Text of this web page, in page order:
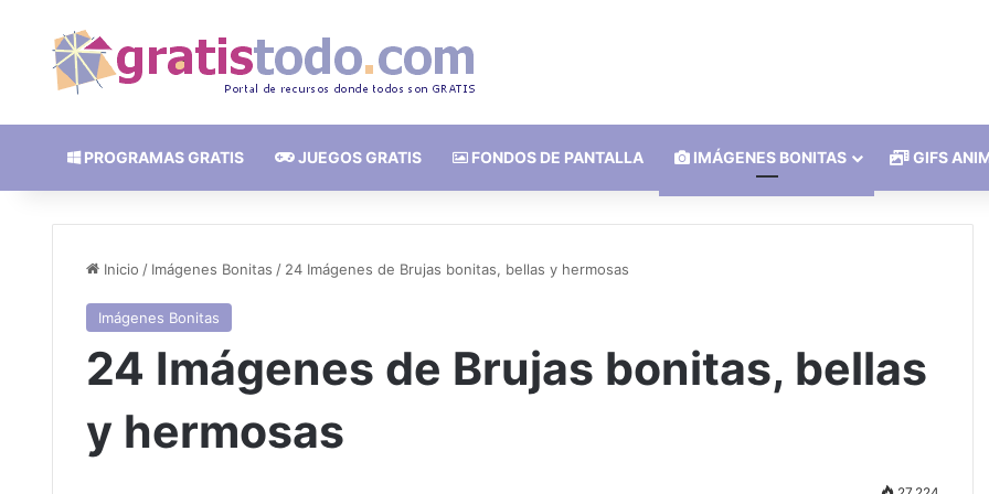
PROGRAMAS GRATIS JUEGOS GRATIS FONDOS DE PANTALLA IMÁGENES BONITAS GIFS
Inicio / Imágenes Bonitas / 24 Imágenes de Brujas bonitas, bellas y hermosas
Imágenes Bonitas
24 Imágenes de Brujas bonitas, bellas
y hermosas